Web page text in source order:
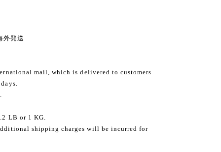
発送
mail, which is delivered to customers
LB or 1 KG.
shipping charges will be incurred for